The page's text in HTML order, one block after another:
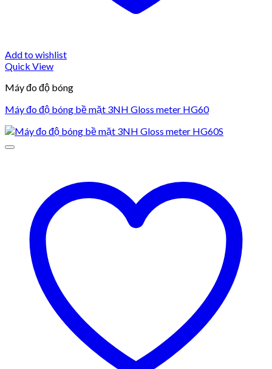
Add to wishlist
Quick View
Máy đo độ bóng
Máy đo độ bóng bề mặt 3NH Gloss meter HG60